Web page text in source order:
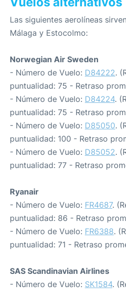
Las siguientes aerolíneas
Málaga y Estocolmo:
Norwegian Air Sweden
- Número de Vuelo: D84222.
puntualidad: 75 - Retraso
- Número de Vuelo: D84224.
puntualidad: 75 - Retraso
- Número de Vuelo: D85050.
puntualidad: 100 - Retraso
- Número de Vuelo: D85052.
puntualidad: 77 - Retraso
Ryanair
- Número de Vuelo: FR4687.
puntualidad: 86 - Retraso
- Número de Vuelo: FR6388.
puntualidad: 71 - Retraso
SAS Scandinavian Airlines
- Número de Vuelo: SK1584.